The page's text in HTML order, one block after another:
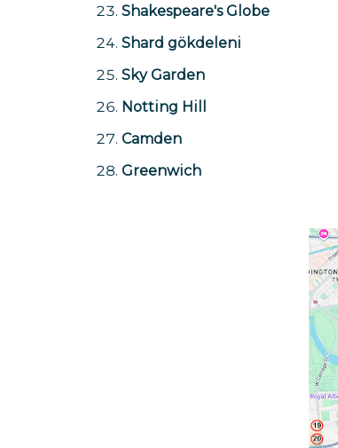
Shakespeare's Globe
Shard gökdeleni
Sky Garden
Notting Hill
Camden
Greenwich